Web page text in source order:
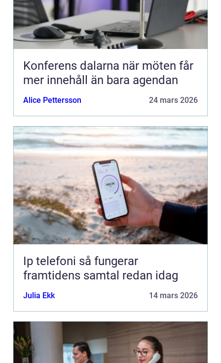
Konferens dalarna när möten får
mer innehåll än bara agendan
Alice Pettersson 24 mars 2026
Ip telefoni så fungerar
framtidens samtal redan idag
Julia Ekk 14 mars 2026